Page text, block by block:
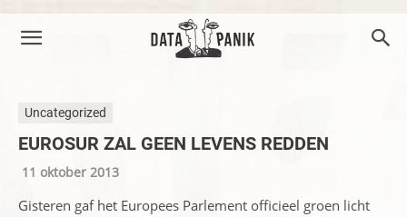
Uncategorized
EUROSUR ZAL GEEN LEVENS REDDEN
11 oktober 2013
Gisteren gaf het Europees Parlement officieel groen licht